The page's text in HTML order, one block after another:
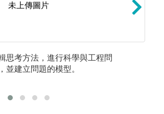
未上傳圖片
思考方法，進行科學與工程問
並建立問題的模型。